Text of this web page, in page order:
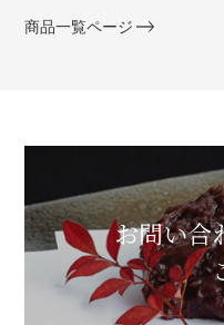
商品一覧ページ
お問い合